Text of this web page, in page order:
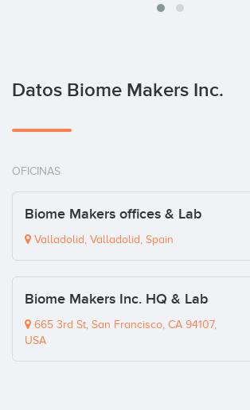
Datos Biome Makers Inc.
OFICINAS
Biome Makers offices & Lab
Valladolid, Valladolid, Spain
Biome Makers Inc. HQ & Lab
665 3rd St, San Francisco, CA 94107,
USA